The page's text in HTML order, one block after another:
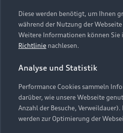
Online-Terminvereinbarung
Servicekontakt
Vertrag widerrufen
Presse & Media Center
Datenschutz
Audi erleben
Newsletter
Impressum Rechtliches
Datenschutzinformation
Cookie-Richtlinie
Hinweis: Die aktuelle
Embleme am Fahrzeug bei
Webseite kann abweichen.
Diese werden benötigt, um Ihnen
während der Nutzung der
Weitere Informationen können Sie
Richtlinie nachlesen.
Analyse und Statistik
Performance Cookies sammeln
darüber, wie unsere Webseite
Anzahl der Besuche, Verweildauer).
werden zur Optimierung der